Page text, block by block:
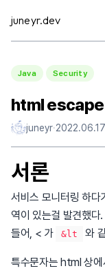
to
content
juneyr.dev
Java Security
html escape
juneyr·2022.06.17
서론
서비스 모니터링 하다
역이 있는걸 발견했
들어, < 가
&lt 와
특수문자는 html 상에